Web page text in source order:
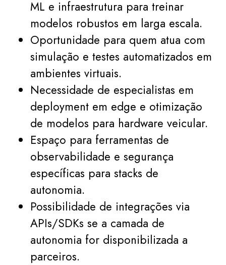
ML e infraestrutura para treinar
modelos robustos em larga escala.
Oportunidade para quem atua com
simulação e testes automatizados em
ambientes virtuais.
Necessidade de especialistas em
deployment em edge e otimização
de modelos para hardware veicular.
Espaço para ferramentas de
observabilidade e segurança
específicas para stacks de
autonomia.
Possibilidade de integrações via
APIs/SDKs se a camada de
autonomia for disponibilizada a
parceiros.